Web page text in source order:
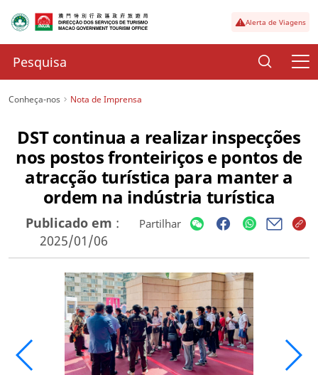
Alerta de Viagens
Conheça-nos Nota de Imprensa
DST continua a realizar inspecções
nos postos fronteiriços e pontos de
atracção turística para manter a
ordem na indústria turística
Publicado em :
2025/01/06
Partilhar